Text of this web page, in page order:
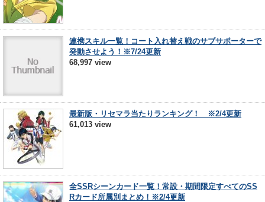
連携スキル一覧！コート入れ替え戦のサブサポーターで
発動させよう！※7/24更新
68,997 view
最新版・リセマラ当たりランキング！ ※2/4更新
61,013 view
全SSRシーンカード一覧！常設・期間限定すべてのSS
Rカード所属別まとめ！※2/4更新